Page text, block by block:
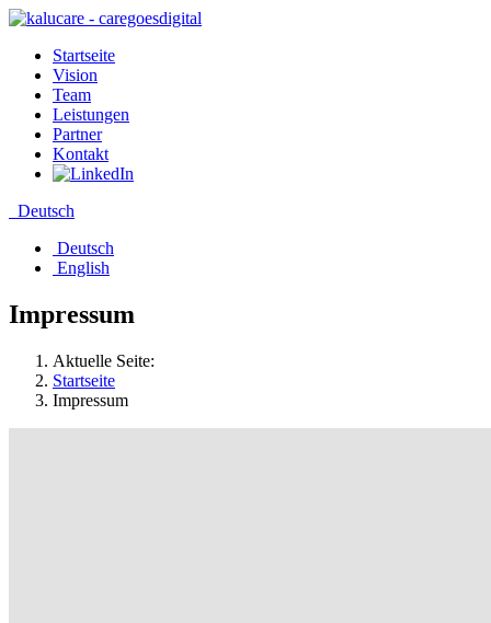
Startseite
Vision
Team
Leistungen
Partner
Kontakt
Deutsch
Deutsch
English
Impressum
Aktuelle Seite:
Startseite
Impressum